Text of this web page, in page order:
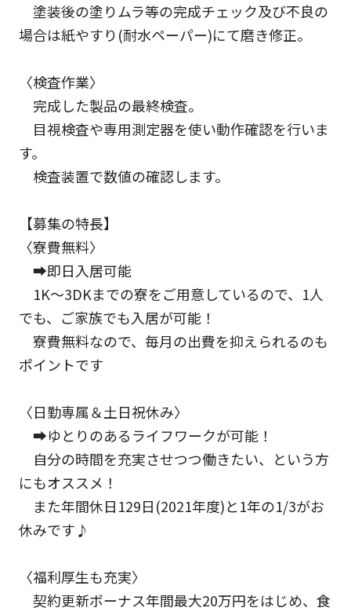
塗装後の塗りムラ等の完成チェック及び不良の
場合は紙やすり(耐水ペーパー)にて磨き修正。
〈検査作業〉
完成した製品の最終検査。
目視検査や専用測定器を使い動作確認を行いま
す。
検査装置で数値の確認します。
【募集の特長】
〈寮費無料〉
➡即日入居可能
1K～3DKまでの寮をご用意しているので、1人
でも、ご家族でも入居が可能！
寮費無料なので、毎月の出費を抑えられるのも
ポイントです
〈日勤専属＆土日祝休み〉
➡ゆとりのあるライフワークが可能！
自分の時間を充実させつつ働きたい、という方
にもオススメ！
また年間休日129日(2021年度)と1年の1/3がお
休みです♪
〈福利厚生も充実〉
契約更新ボーナス年間最大20万円をはじめ、食